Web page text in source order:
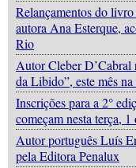
Relançamentos do
autora Ana Esterque,
Rio
Autor Cleber D’Cabral
da Libido”, este mês
Inscrições para a 2°
começam nesta terça, 1
Autor português Luís
pela Editora Penalux